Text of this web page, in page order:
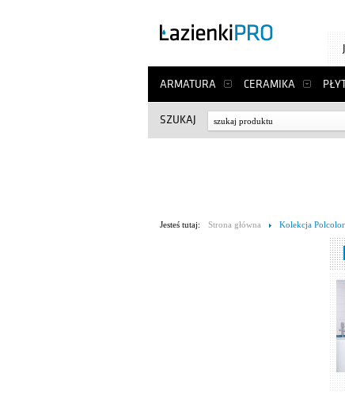
ARMATURA CERAMIKA
SZUKAJ
Jesteś tutaj: Strona główna Kolekcja